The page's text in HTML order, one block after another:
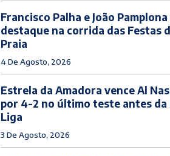
Francisco Palha e João Pamplona
destaque na corrida das Festas
Praia
4 De Agosto, 2026
Estrela da Amadora vence Al
por 4-2 no último teste antes da
Liga
3 De Agosto, 2026